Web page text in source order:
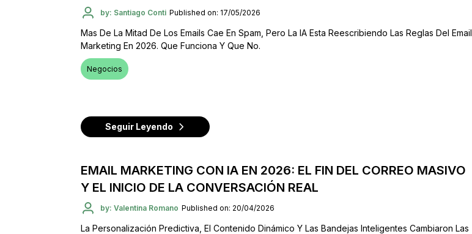
by: Santiago Conti Published on: 17/05/2026
Mas De La Mitad De Los Emails Cae En Spam, Pero La IA Esta Reescribiendo Las Reglas Del Email
Marketing En 2026. Que Funciona Y Que No.
Negocios
Seguir Leyendo
EMAIL MARKETING CON IA EN 2026: EL FIN DEL CORREO MASIVO
Y EL INICIO DE LA CONVERSACIÓN REAL
by: Valentina Romano Published on: 20/04/2026
La Personalización Predictiva, El Contenido Dinámico Y Las Bandejas Inteligentes Cambiaron Las